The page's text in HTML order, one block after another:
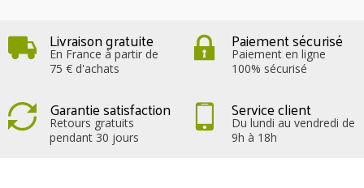
Livraison gratuite
En France à partir de
75 € d'achats
Paiement sécurisé
Paiement en ligne
100% sécurisé
Garantie satisfaction
Retours gratuits
pendant 30 jours
Service client
Du lundi au vendredi de
9h à 18h